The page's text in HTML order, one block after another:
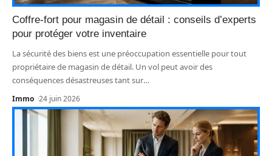
Coffre-fort pour magasin de détail : conseils d’experts
pour protéger votre inventaire
La sécurité des biens est une préoccupation essentielle pour tout
propriétaire de magasin de détail. Un vol peut avoir des
conséquences désastreuses tant sur…
Immo 24 juin 2026